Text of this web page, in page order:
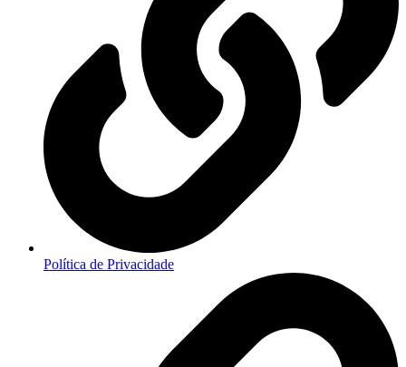
Política de Privacidade